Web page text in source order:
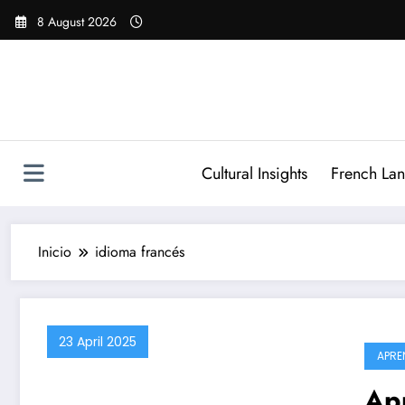
Saltar
8 August 2026
Cultural Insights French
Inicio idioma francés
23 April 2025